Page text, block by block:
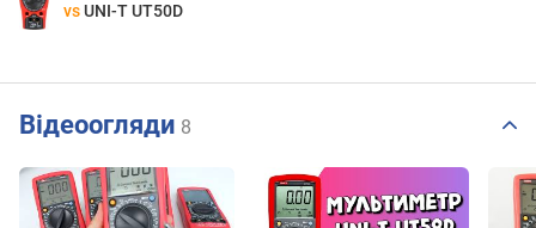
vs UNI-T UT50D
Відеоогляди 8